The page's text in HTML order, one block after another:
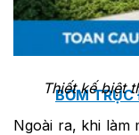
HỆ
BƠM TRỤC
Thiết kế biệt
Ngoài ra, khi làm